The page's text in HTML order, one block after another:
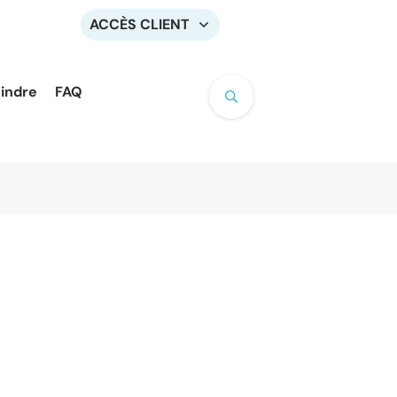
ACCÈS CLIENT
FAQ